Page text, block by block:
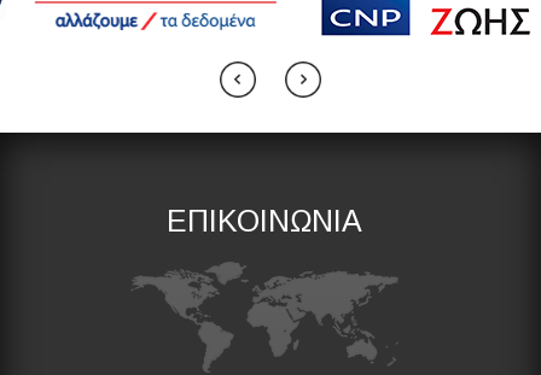
ΕΠΙΚΟΙΝΩΝΙΑ